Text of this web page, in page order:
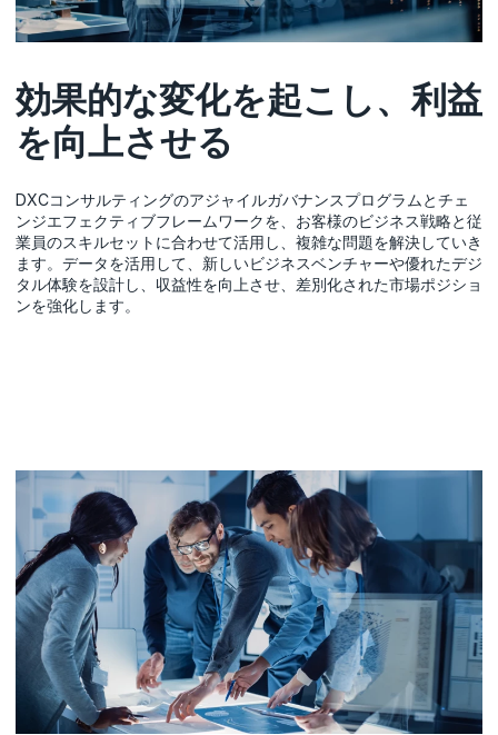
効果的な変化を起こし、利益
を向上させる
DXCコンサルティングのアジャイルガバナンスプログラムとチェ
ンジエフェクティブフレームワークを、お客様のビジネス戦略と従
業員のスキルセットに合わせて活用し、複雑な問題を解決していき
ます。データを活用して、新しいビジネスベンチャーや優れたデジ
タル体験を設計し、収益性を向上させ、差別化された市場ポジショ
ンを強化します。